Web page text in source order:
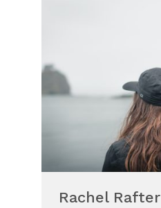
Rachel Rafter